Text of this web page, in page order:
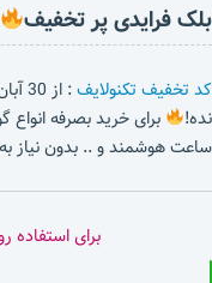
بلک فرایدی پر تخفیف
کد تخفیف تکنولایف
نده!
برای خرید بصرفه
ساعت هوشمند و .. بدون نیاز
برای استفاده